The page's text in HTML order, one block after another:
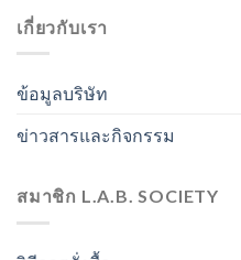
เกี่ยวกับเรา
ข้อมูลบริษัท
ข่าวสารและกิจกรรม
สมาชิก L.A.B. SOCIETY